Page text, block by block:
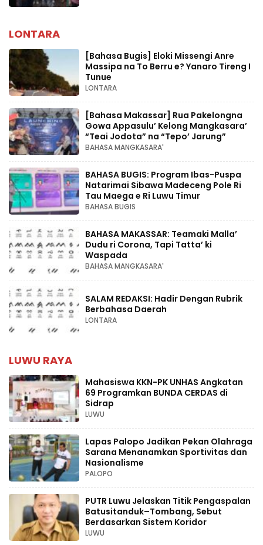
LONTARA
[Bahasa Bugis] ‎Eloki Missengi Anre
Massipa na To Berru e? Yanaro Tireng I
Tunue
LONTARA
[Bahasa Makassar] Rua Pakelongna
Gowa Appasulu’ Kelong Mangkasara’
“Teai Jodota” na “Tepo’ Jarung”
BAHASA MANGKASARA'
BAHASA BUGIS: Program Ibas-Puspa
Natarimai Sibawa Madeceng Pole Ri
Tau Maega e Ri Luwu Timur
BAHASA BUGIS
BAHASA MAKASSAR: Teamaki Malla’
Dudu ri Corona, Tapi Tatta’ ki
Waspada
BAHASA MANGKASARA'
SALAM REDAKSI: Hadir Dengan Rubrik
Berbahasa Daerah
LONTARA
LUWU RAYA
Mahasiswa KKN-PK UNHAS Angkatan
69 Programkan BUNDA CERDAS di
Sidrap
LUWU
Lapas Palopo Jadikan Pekan Olahraga
Sarana Menanamkan Sportivitas dan
Nasionalisme
PALOPO
PUTR Luwu Jelaskan Titik Pengaspalan
Batusitanduk–Tombang, Sebut
Berdasarkan Sistem Koridor
LUWU